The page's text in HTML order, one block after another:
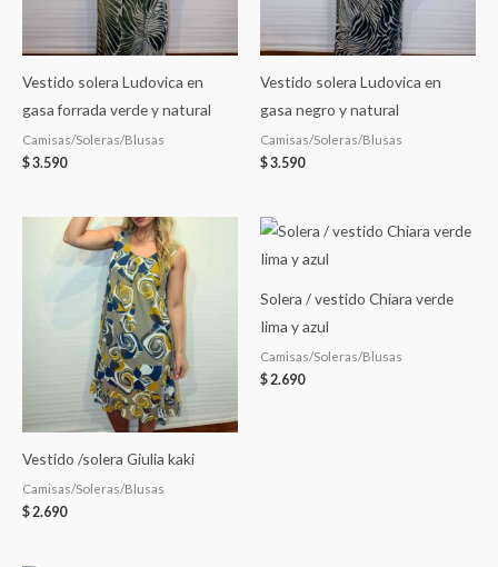
Vestido solera Ludovica en
gasa forrada verde y natural
Camisas/Soleras/Blusas
$3.590
Vestido solera Ludovica en
gasa negro y natural
Camisas/Soleras/Blusas
$3.590
Vestido /solera Giulia kaki
Camisas/Soleras/Blusas
$ 2.690
Solera / vestido Chiara verde
Iima y azul
Camisas/Soleras/Blusas
$ 2.690